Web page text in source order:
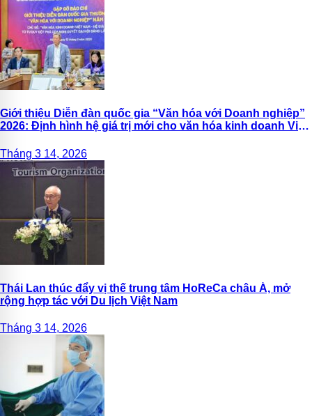
Giới thiệu Diễn đàn quốc gia “Văn hóa với Doanh nghiệp”
2026: Định hình hệ giá trị mới cho văn hóa kinh doanh Việt
Tháng 3 14, 2026
Thái Lan thúc đẩy vị thế trung tâm HoReCa châu Á, mở
rộng hợp tác với Du lịch Việt Nam
Tháng 3 14, 2026